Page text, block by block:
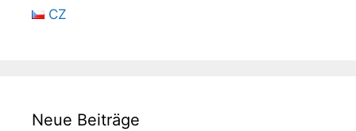
CZ
Neue Beiträge